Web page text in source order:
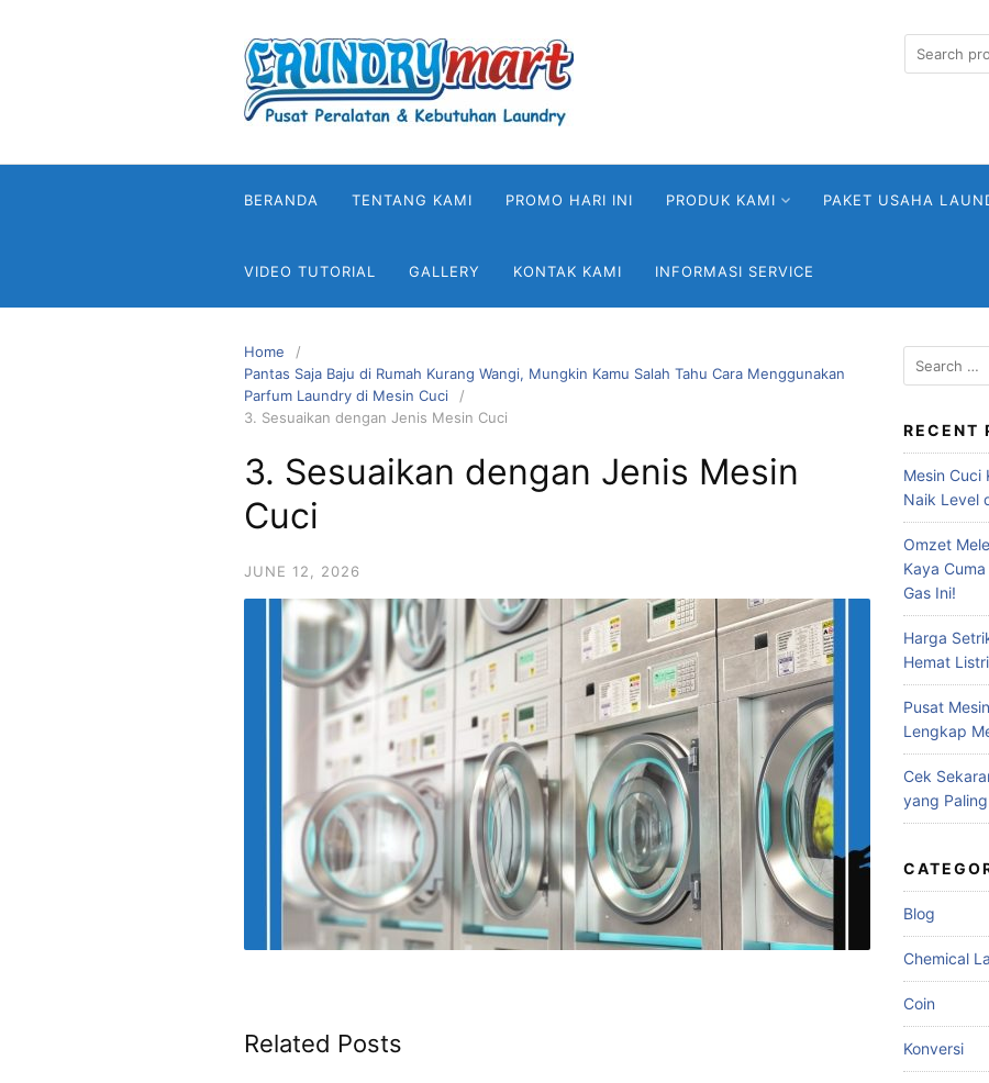
Search
for:
BERANDA TENTANG KAMI PROMO HARI INI PRODUK KAMI PAKET USAHA
VIDEO TUTORIAL GALLERY KONTAK KAMI INFORMASI SERVICE
Home
Pantas Saja Baju di Rumah Kurang Wangi, Mungkin Kamu Salah Tahu Cara Menggunakan
Parfum Laundry di Mesin Cuci
3. Sesuaikan dengan Jenis Mesin Cuci
3. Sesuaikan dengan Jenis Mesin
Cuci
JUNE 12, 2026
Related Posts
Search
for:
RECENT
Mesin Cuci
Naik Level
Omzet
Kaya
Gas Ini!
Harga
Hemat
Pusat
Lengkap
Cek
yang
Blog
Chemical
Coin
Konversi